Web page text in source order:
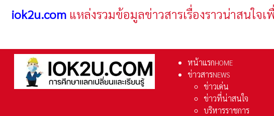
iok2u.com แหล่งรวมข้อมูลข่าวสารเรื่องราวน่าสนใจ
หน้าแรกHOME
ข่าวสารNEWS
ข่าวเด่น
ข่าวที่น่าสนใจ
บริหารราชการ